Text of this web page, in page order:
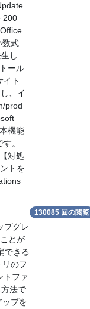
200
数式
し
ール
イト
、イ
prod
機能
。
対処
トを
プグレ
とが
できる
のフ
トファ
法で
プを
130085 回の閲覧